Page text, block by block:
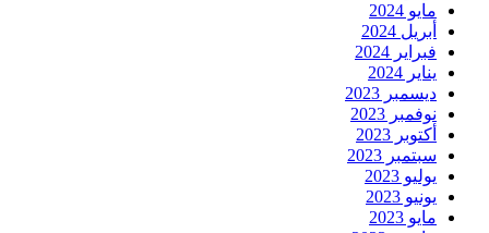
مايو 2024
أبريل 2024
فبراير 2024
يناير 2024
ديسمبر 2023
نوفمبر 2023
أكتوبر 2023
سبتمبر 2023
يوليو 2023
يونيو 2023
مايو 2023